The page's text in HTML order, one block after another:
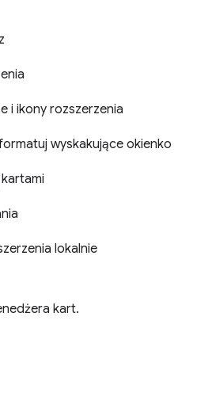
i ikony rozszerzenia
wyskakujące okienko
lokalnie
kart.